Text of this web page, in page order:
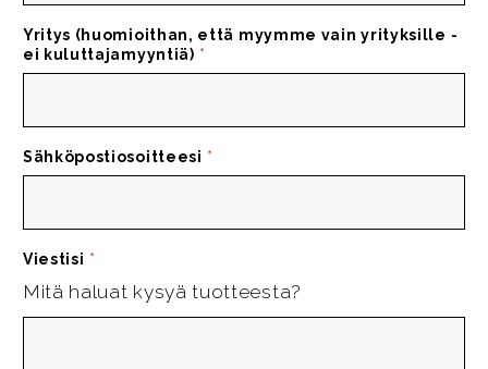
Yritys (huomioithan, että myymme vain yrityksille -
ei kuluttajamyyntiä) *
Sähköpostiosoitteesi *
Viestisi *
Mitä haluat kysyä tuotteesta?